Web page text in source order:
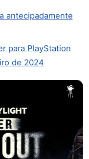
antecipadamente
para PlayStation
de 2024